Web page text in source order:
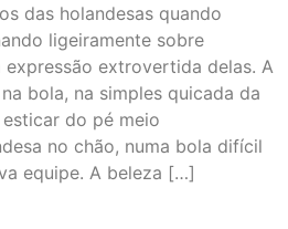
das holandesas quando
ligeiramente sobre
extrovertida delas. A
bola, na simples quicada da
do pé meio
no chão, numa bola difícil
equipe. A beleza […]